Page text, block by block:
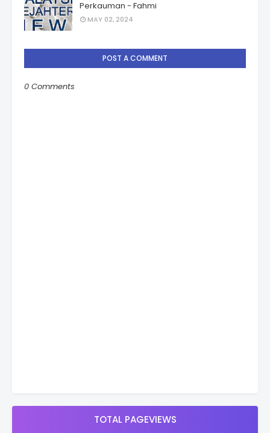
Perkauman - Fahmi
MAY 02, 2024
POST A COMMENT
0 Comments
TOTAL PAGEVIEWS